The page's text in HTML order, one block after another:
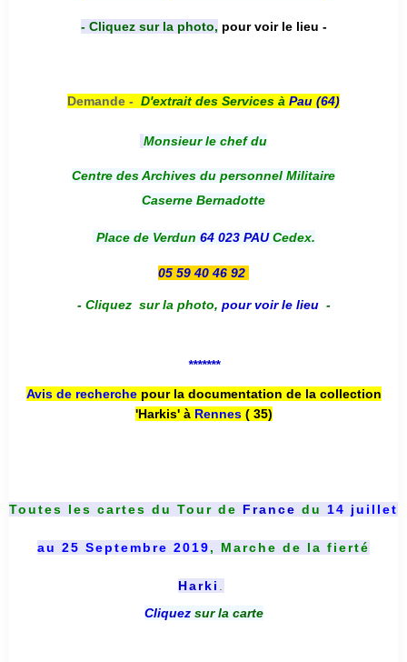
- Cliquez sur la photo, pour voir le lieu -
Demande - D'extrait des Services à Pau (64)
Monsieur le chef du
Centre des Archives du personnel Militaire
Caserne Bernadotte
Place de Verdun 64 023 PAUCedex.
05 59 40 46 92
- Cliquez sur la photo, pour voir le lieu -
*******
Avis de recherche pour la documentation de la collection
'Harkis' à Rennes( 35)
Toutes les cartes du Tour de France du 14 juillet
au 25 Septembre 2019, Marche de la fierté
Harki
Cliquez sur la carte